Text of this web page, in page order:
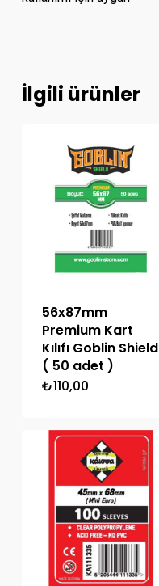
İlgili ürünler
56x87mm
Premium Kart
Kılıfı Goblin Shield
( 50 adet )
₺110,00